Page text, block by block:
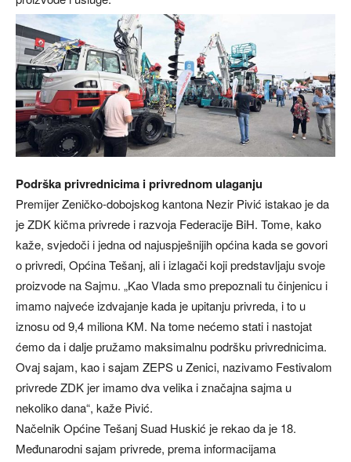
Podrška privrednicima i privrednom ulaganju
Premijer Zeničko-dobojskog kantona Nezir Pivić istakao je da
je ZDK kičma privrede i razvoja Federacije BiH. Tome, kako
kaže, svjedoči i jedna od najuspješnijih općina kada se govori
o privredi, Općina Tešanj, ali i izlagači koji predstavljaju svoje
proizvode na Sajmu. „Kao Vlada smo prepoznali tu činjenicu i
imamo najveće izdvajanje kada je upitanju privreda, i to u
iznosu od 9,4 miliona KM. Na tome nećemo stati i nastojat
ćemo da i dalje pružamo maksimalnu podršku privrednicima.
Ovaj sajam, kao i sajam ZEPS u Zenici, nazivamo Festivalom
privrede ZDK jer imamo dva velika i značajna sajma u
nekoliko dana“, kaže Pivić.
Načelnik Općine Tešanj Suad Huskić je rekao da je 18.
Međunarodni sajam privrede, prema informacijama